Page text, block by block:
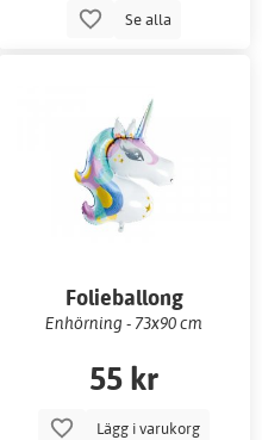
Se alla
Folieballong
Enhörning - 73x90 cm
55 kr
Lägg i varukorg